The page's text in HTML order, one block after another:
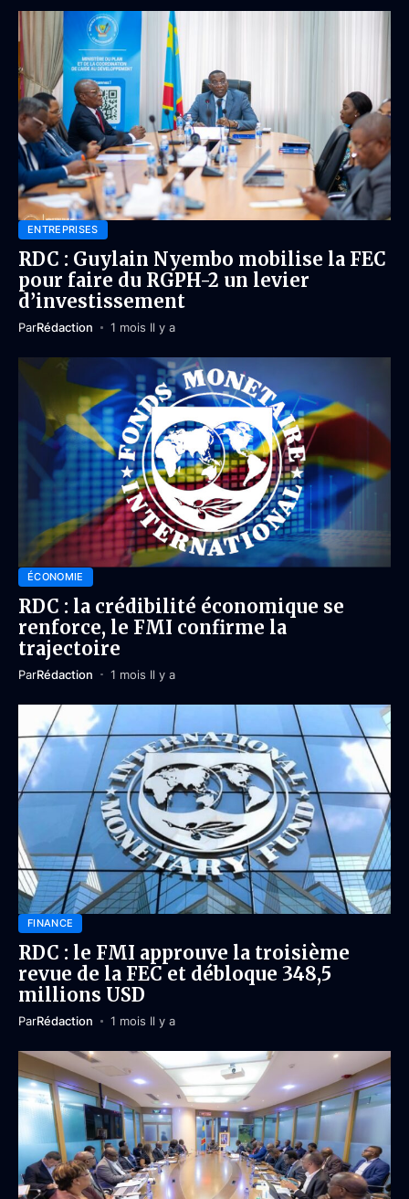
ENTREPRISES
RDC : Guylain Nyembo mobilise la FEC
pour faire du RGPH-2 un levier
d’investissement
ParRédaction 1 mois Il y a
ÉCONOMIE
RDC : la crédibilité économique se
renforce, le FMI confirme la
trajectoire
ParRédaction 1 mois Il y a
FINANCE
RDC : le FMI approuve la troisième
revue de la FEC et débloque 348,5
millions USD
ParRédaction 1 mois Il y a